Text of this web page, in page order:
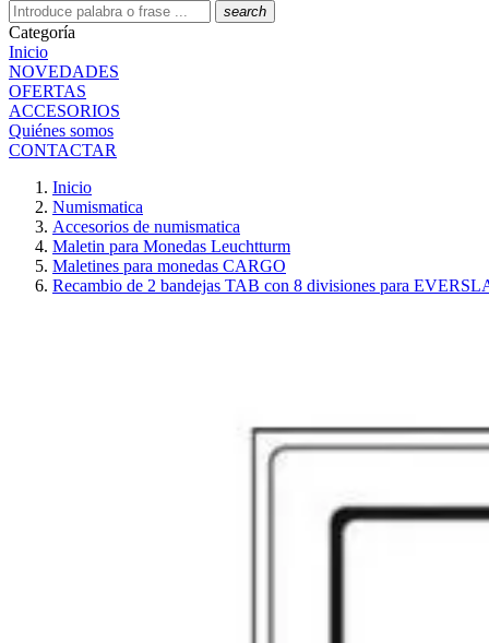
search
Categoría
Inicio
NOVEDADES
OFERTAS
ACCESORIOS
Quiénes somos
CONTACTAR
Inicio
Numismatica
Accesorios de numismatica
Maletin para Monedas Leuchtturm
Maletines para monedas CARGO
Recambio de 2 bandejas TAB con 8 divisiones para